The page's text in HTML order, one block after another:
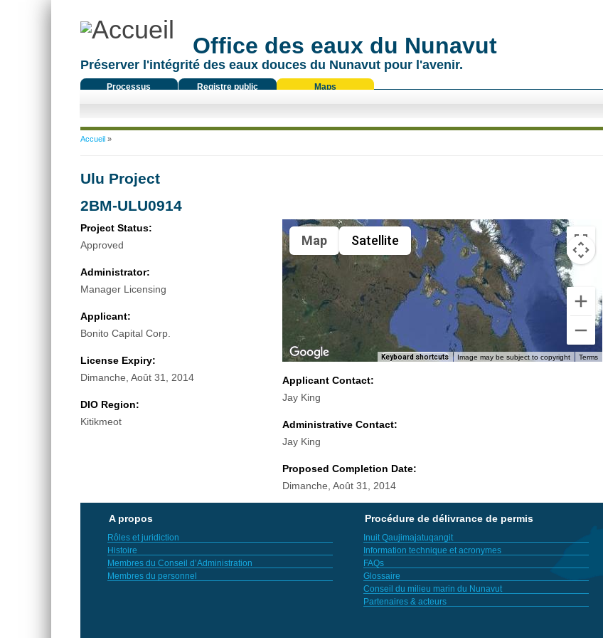
Office des eaux du Nunavut
Préserver l'intégrité des eaux douces du Nunavut pour l'avenir.
Processus
Registre public Maps
Vous êtes ici
Accueil»
Ulu Project
2BM-ULU0914
Project Status:
Approved
Administrator:
Manager Licensing
Applicant:
Bonito Capital Corp.
License Expiry:
Dimanche, Août 31, 2014
DIO Region:
Kitikmeot
Map Satellite
Keyboard shortcuts Image may be subject to copyright Terms
Applicant Contact:
Jay King
Administrative Contact:
Jay King
Proposed Completion Date:
Dimanche, Août 31, 2014
A propos
Rôles et juridiction
Histoire
Membres du Conseil d’Administration
Membres du personnel
Procédure de délivrance de permis
Inuit Qaujimajatuqangit
Information technique et acronymes
FAQs
Glossaire
Conseil du milieu marin du Nunavut
Partenaires & acteurs